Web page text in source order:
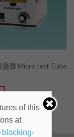
盪器 Micro test Tube
of this
at
blocking-